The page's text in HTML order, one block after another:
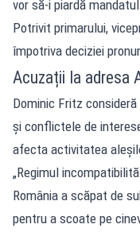
vor să-i piardă
Potrivit primarului,
împotriva deciziei
Acuzații la adresa
Dominic Fritz
și conflictele de
afecta activitatea
„Regimul
România a scăpat de
pentru a scoate pe